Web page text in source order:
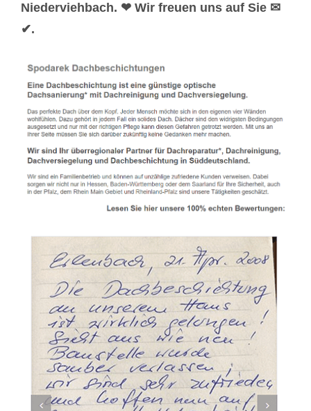
Niederviehbach. ❤ Wir freuen uns auf Sie ✉
✔.